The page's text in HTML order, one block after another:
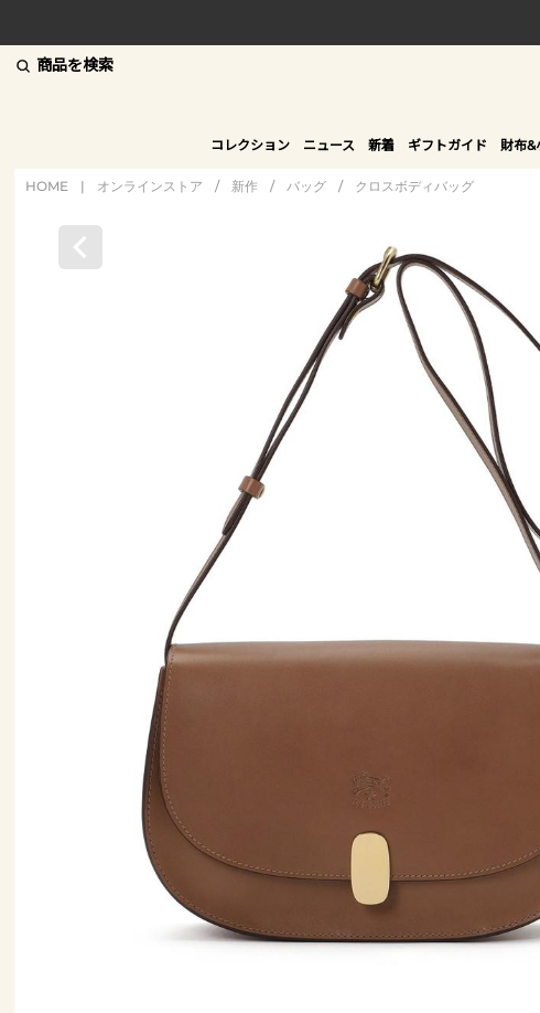
8/
贈る
商品を検索
コレクション ニュース 新着 ギフトガイド 財布&
HOME | オンラインストア / 新作 / バッグ / クロスボディバッグ